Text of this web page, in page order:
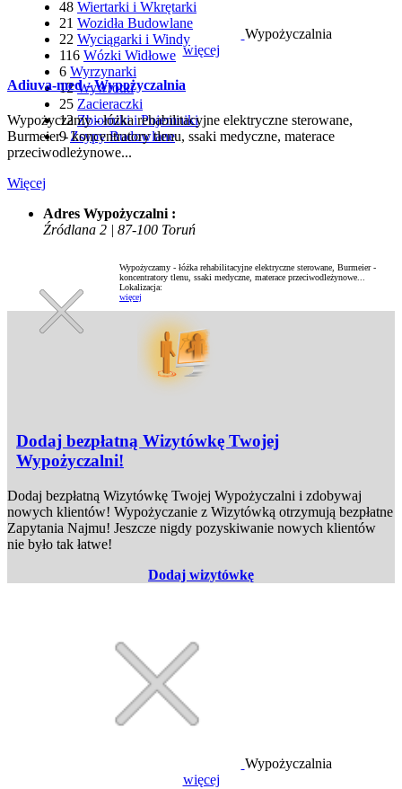
48 Wiertarki i Wkrętarki
21 Wozidła Budowlane
22 Wyciągarki i Windy
116 Wózki Widłowe
6 Wyrzynarki
12 Wywrotki
25 Zacieraczki
12 Zbiorniki i Pojemniki
9 Zsypy Budowlane
Wypożyczalnia
więcej
Adiuva-med - Wypożyczalnia
Wypożyczamy - łóżka rehabilitacyjne elektryczne sterowane,
Burmeier - koncentratory tlenu, ssaki medyczne, materace
przeciwodleżynowe...
Więcej
Adres Wypożyczalni :
Źródlana 2 | 87-100 Toruń
Wypożyczamy - łóżka rehabilitacyjne elektryczne sterowane, Burmeier -
koncentratory tlenu, ssaki medyczne, materace przeciwodleżynowe...
Lokalizacja:
więcej
Dodaj bezpłatną Wizytówkę Twojej
Wypożyczalni!
Dodaj bezpłatną Wizytówkę Twojej Wypożyczalni i zdobywaj
nowych klientów! Wypożyczanie z Wizytówką otrzymują bezpłatne
Zapytania Najmu! Jeszcze nigdy pozyskiwanie nowych klientów
nie było tak łatwe!
Dodaj wizytówkę
Wypożyczalnia
więcej